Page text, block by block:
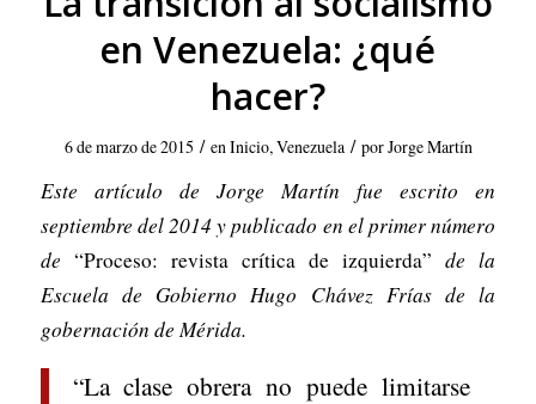
en Venezuela: ¿qué
hacer?
6 de marzo de 2015 / en Inicio, Venezuela / porJorge Martín
Este artículo de Jorge Martín fue escrito en
septiembre del 2014 y publicado en el primer número
de “Proceso: revista crítica de izquierda”de la
Escuela de Gobierno Hugo Chávez Frías de la
gobernación de Mérida.
“La clase obrera no puede limitarse